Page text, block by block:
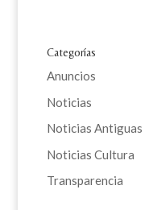
Categorías
Anuncios
Noticias
Noticias Antiguas
Noticias Cultura
Transparencia